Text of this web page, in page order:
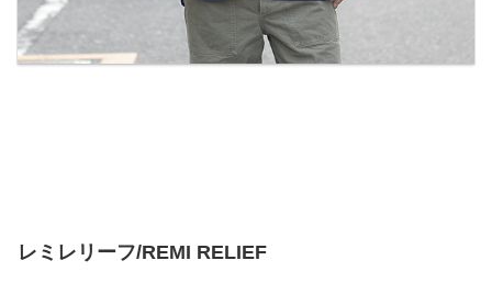
レミレリーフ/REMI RELIEF